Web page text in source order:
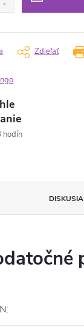
Zdieľať
hodín
DISKUSIA
: